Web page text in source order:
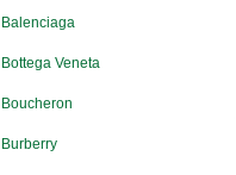
Balenciaga
Bottega Veneta
Boucheron
Burberry